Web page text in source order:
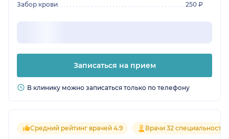
Забор крови
250 ₽
Записаться на прием
В клинику можно записаться только по телефону
Средний рейтинг врачей 4.9 Врачи 32 специальностей